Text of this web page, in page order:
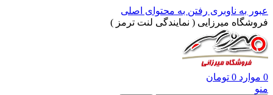
عبور به ناوبری رفتن به محتوای اصلی
فروشگاه میرزایی ( نمایندگی لنت ترمز )
0 موارد 0 تومان
منو